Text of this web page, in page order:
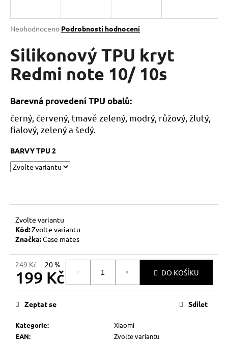
Průměrné
produktu
je
0,0
hvězdiček.
Neohodnoceno Podrobnosti hodnocení
Silikonový TPU kryt
Redmi note 10/ 10s
Barevná provedení TPU obalů:
černý, červený, tmavě zelený, modrý, růžový, žlutý,
fialový, zelený a šedý.
BARVY TPU 2
Zvolte variantu
Kód:Zvolte variantu
Značka:Case mates
249 Kč –20 %
199 Kč
Měrná
DO KOŠÍKU
Kategorie:
Xiaomi
EAN: Zvolte variantu
Zeptat se Sdílet
j
t
?
HLEDAT
D
o
r
u
u
j
e
m